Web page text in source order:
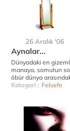
26 Aralık '06
Aynalar...
Dünyadaki en
manaya, somutun
öbür dünya
Kategori : Felsefe